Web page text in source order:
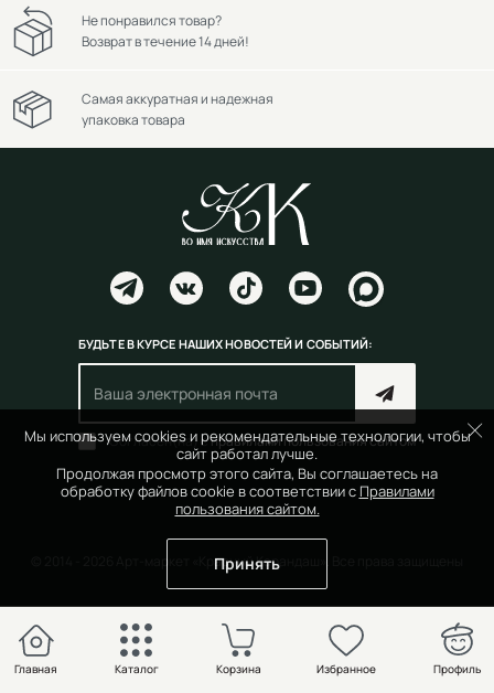
Мы используем cookies и рекомендательные технологии, чтобы
сайт работал лучше.
Продолжая просмотр этого сайта, Вы соглашаетесь на
обработку файлов cookie в соответствии с Правилами
пользования сайтом.
Принять
Не понравился товар?
Возврат в течение 14 дней!
Самая аккуратная и надежная
упаковка товара
БУДЬТЕ В КУРСЕ НАШИХ НОВОСТЕЙ И СОБЫТИЙ:
Согласен(на) справилами пользования сайтом
© 2014 - 2026 Арт-маркет «Красный Карандаш». Все права защищены
Главная Каталог Избранное Профиль
Корзина